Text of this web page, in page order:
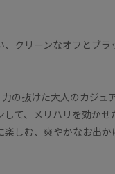
クリーンなオフとブラ
の抜けた大人のカジュ
て、メリハリを効かせ
しむ、爽やかなお出か